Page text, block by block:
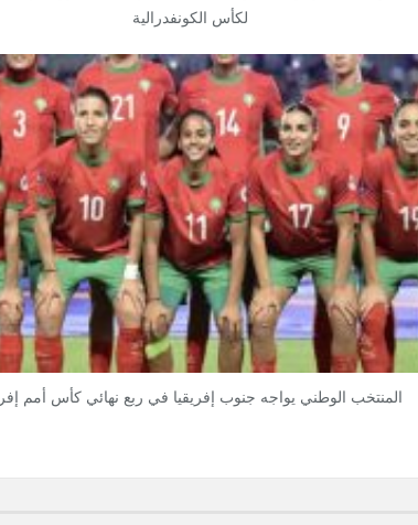
لكأس الكونفدرالية
المنتخب الوطني يواجه جنوب إفريقيا في ربع نهائي كأس أمم